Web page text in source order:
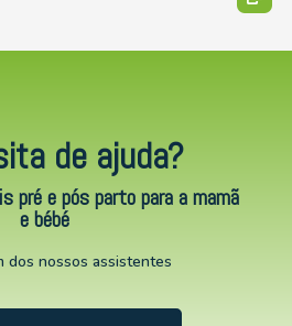
de ajuda?
pré e pós parto para a mamã
e bébé
dos nossos assistentes